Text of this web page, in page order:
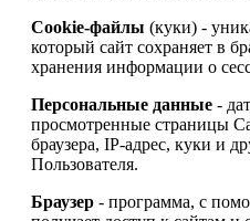
Cookie-файлы (куки) -
который сайт сохраняет в
хранения информации о
Персональные данные -
просмотренные страницы
браузера, IP-адрес, куки и
Пользователя.
Браузер - программа, с